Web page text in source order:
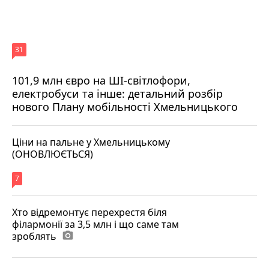
101,9 млн євро на ШІ-світлофори,
електробуси та інше: детальний розбір
нового Плану мобільності Хмельницького
31
Ціни на пальне у Хмельницькому
(ОНОВЛЮЄТЬСЯ)
7
Хто відремонтує перехрестя біля
філармонії за 3,5 млн і що саме там
зроблять photo_camera